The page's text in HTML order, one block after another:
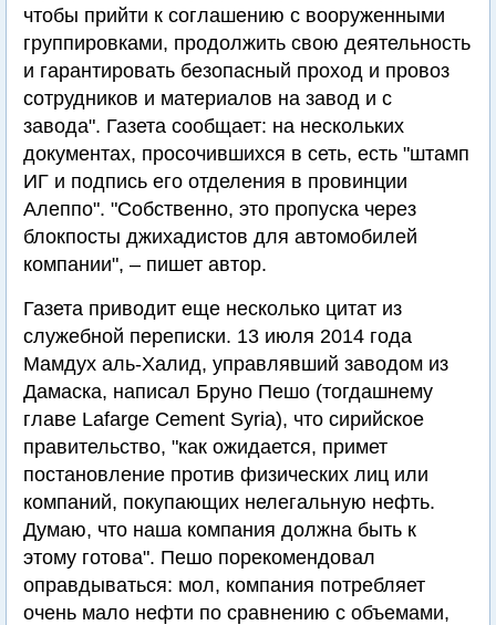
чтобы прийти к соглашению с вооруженными
группировками, продолжить свою деятельность
и гарантировать безопасный проход и провоз
сотрудников и материалов на завод и с
завода". Газета сообщает: на нескольких
документах, просочившихся в сеть, есть "штамп
ИГ и подпись его отделения в провинции
Алеппо". "Собственно, это пропуска через
блокпосты джихадистов для автомобилей
компании", – пишет автор.
Газета приводит еще несколько цитат из
служебной переписки. 13 июля 2014 года
Мамдух аль-Халид, управлявший заводом из
Дамаска, написал Бруно Пешо (тогдашнему
главе Lafarge Cement Syria), что сирийское
правительство, "как ожидается, примет
постановление против физических лиц или
компаний, покупающих нелегальную нефть.
Думаю, что наша компания должна быть к
этому готова". Пешо порекомендовал
оправдываться: мол, компания потребляет
очень мало нефти по сравнению с объемами,